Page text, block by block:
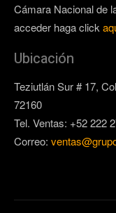
Cámara Nacional de
acceder haga click
Ubicación
Teziutlán Sur # 17,
72160
Tel. Ventas: +52 222
Correo: